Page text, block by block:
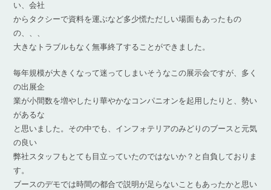
い、会社
からタクシーで資料を運ぶなど多少慌ただしい場面もあったもの
の、、、
大きなトラブルもなく無事終了することができました。
毎年規模が大きくなって迷ってしまいそうなこの展示会ですが、多く
の出展企
業が小間数を増やしたり華やかなコンパニオンを起用したりと、勢い
があるな
と思いました。その中でも、インフォテリアのみどりのブースと元気
の良い
弊社スタッフもとても目立っていたのではないか？と自負しておりま
す。
ブースのデモでは時間の都合で説明が足らないこともあったかと思い